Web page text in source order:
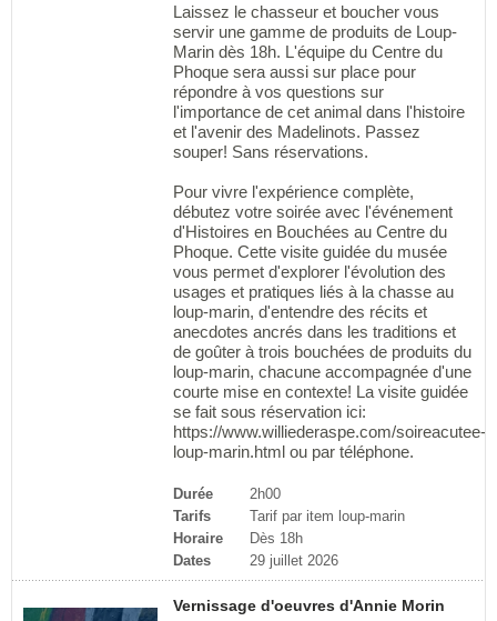
Laissez le chasseur et boucher vous
servir une gamme de produits de Loup-
Marin dès 18h. L'équipe du Centre du
Phoque sera aussi sur place pour
répondre à vos questions sur
l'importance de cet animal dans l'histoire
et l'avenir des Madelinots. Passez
souper! Sans réservations.
Pour vivre l'expérience complète,
débutez votre soirée avec l'événement
d'Histoires en Bouchées au Centre du
Phoque. Cette visite guidée du musée
vous permet d'explorer l'évolution des
usages et pratiques liés à la chasse au
loup-marin, d'entendre des récits et
anecdotes ancrés dans les traditions et
de goûter à trois bouchées de produits du
loup-marin, chacune accompagnée d'une
courte mise en contexte! La visite guidée
se fait sous réservation ici:
https://www.williederaspe.com/soireacutee-
loup-marin.html ou par téléphone.
Durée
2h00
Tarifs
Tarif par item loup-marin
Horaire
Dès 18h
Dates
29 juillet 2026
Vernissage d'oeuvres d'Annie Morin